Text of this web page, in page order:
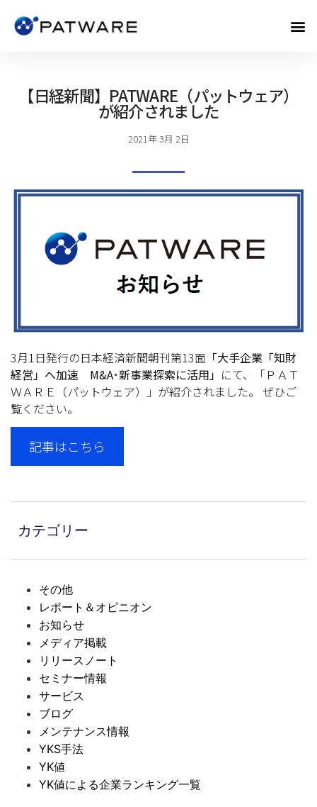
【日経新聞】PATWARE（パットウェア）
が紹介されました
2021年 3月 2日
3月1日発行の日本経済新聞朝刊第13面 「大手企業「知財
経営」へ加速 M&A･新事業探索に活用」 にて、「ＰＡＴ
ＷＡＲＥ（パットウェア）」が紹介されました。 ぜひご
覧ください。
記事はこちら
カテゴリー
その他
レポート＆オピニオン
お知らせ
メディア掲載
リリースノート
セミナー情報
サービス
ブログ
メンテナンス情報
YKS手法
YK値
YK値による企業ランキング一覧